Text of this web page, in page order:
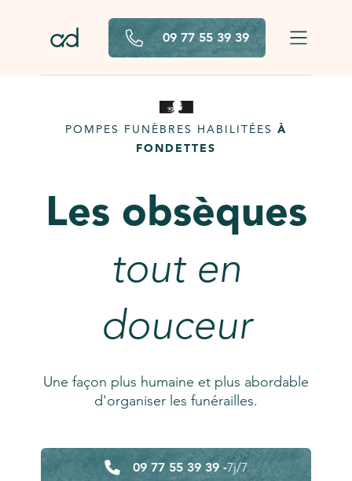
09 77 55 39 39
POMPES FUNÈBRES HABILITÉES À
FONDETTES
Les obsèques
tout en
douceur
Une façon plus humaine et plus abordable
d'organiser les funérailles.
09 77 55 39 39 -7j/7